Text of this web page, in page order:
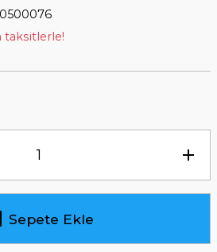
taksitlerle!
Sepete Ekle